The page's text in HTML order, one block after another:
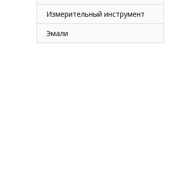
Измерительный инструмент
Эмали